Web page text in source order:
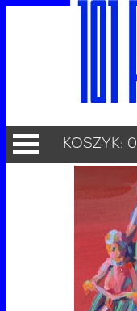
KOSZYK: 0